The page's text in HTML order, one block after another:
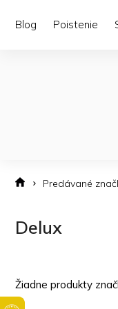
Blog Poistenie
Predávané
Delux
Žiadne produkty